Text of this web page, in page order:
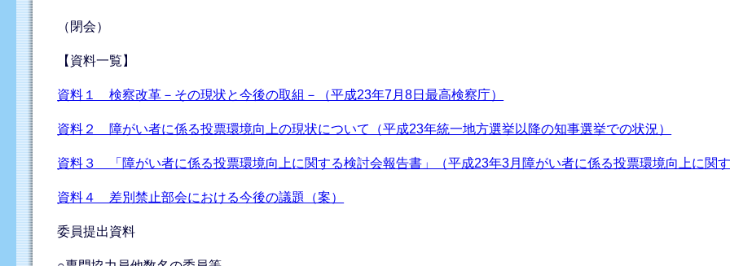
（閉会）
【資料一覧】
資料１ 検察改革－その現状と今後の取組－（平成23年7月8日最高検察庁）
資料２ 障がい者に係る投票環境向上の現状について（平成23年統一地方選挙以降の知事選挙での状況）
資料３ 「障がい者に係る投票環境向上に関する検討会報告書」（平成23年3月障がい者に係る投票環境向上に関す
資料４ 差別禁止部会における今後の議題（案）
委員提出資料